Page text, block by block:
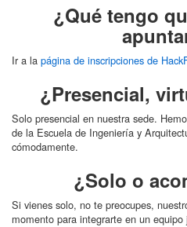
¿Qué tengo
Ir a la página de inscripciones de
¿Presencial,
Solo presencial en nuestra sede.
de la Escuela de Ingeniería y
cómodamente.
¿Solo o
Si vienes solo, no te preocupes,
momento para integrarte en un